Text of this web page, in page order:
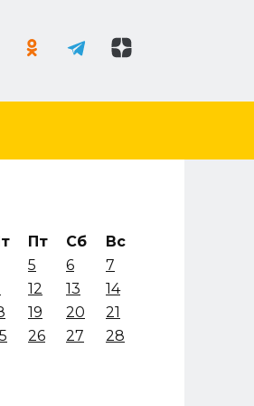
Пт Сб
Вс
5 6
7
12 13
14
19 20
21
26 27
28